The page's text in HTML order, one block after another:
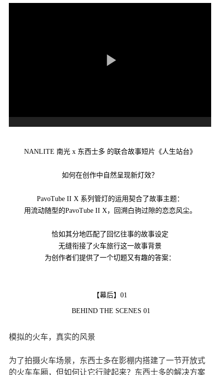
NANLITE 南光 x 东西士多 的联合故事短片《人生站台》
如何在创作中自然呈现新灯效？
PavoTube II X 系列管灯的运用契合了故事主题：
用流动随型的PavoTube II X，回溯白驹过隙的恋恋风尘。
恰如其分地匹配了回忆往事的故事设定
无缝衔接了火车旅行这一故事背景
为创作者们提供了一个切题又有趣的答案：
【幕后】01
BEHIND THE SCENES 01
模拟的火车，真实的风景
为了拍摄火车场景，东西士多在影棚内搭建了一节开放式
的火车车厢，但如何让它行驶起来？东西士多的解决方案